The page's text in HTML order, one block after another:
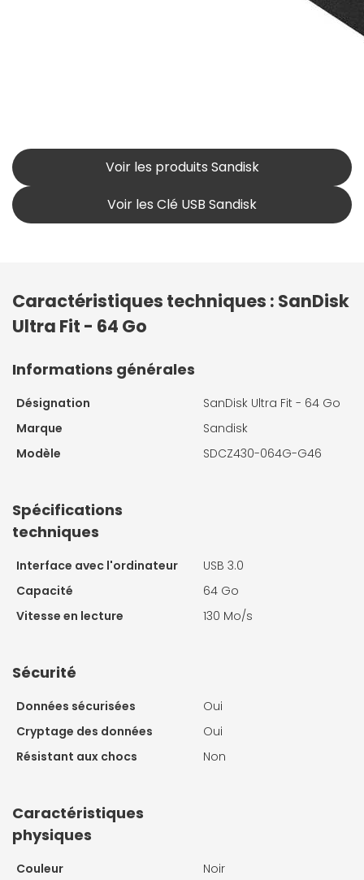
Voir les produits Sandisk
Voir les Clé USB Sandisk
Caractéristiques techniques : SanDisk
Ultra Fit - 64 Go
Informations générales
Désignation
SanDisk Ultra Fit - 64 Go
Marque
Sandisk
Modèle
SDCZ430-064G-G46
Spécifications
techniques
Interface avec l'ordinateur
USB 3.0
Capacité
64 Go
Vitesse en lecture
130 Mo/s
Sécurité
Données sécurisées
Oui
Cryptage des données
Oui
Résistant aux chocs
Non
Caractéristiques
physiques
Couleur Noir